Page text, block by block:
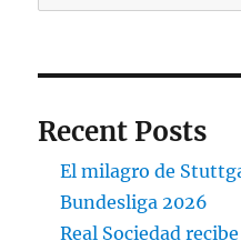
Recent Posts
El milagro de
Bundesliga 2026
Real Sociedad